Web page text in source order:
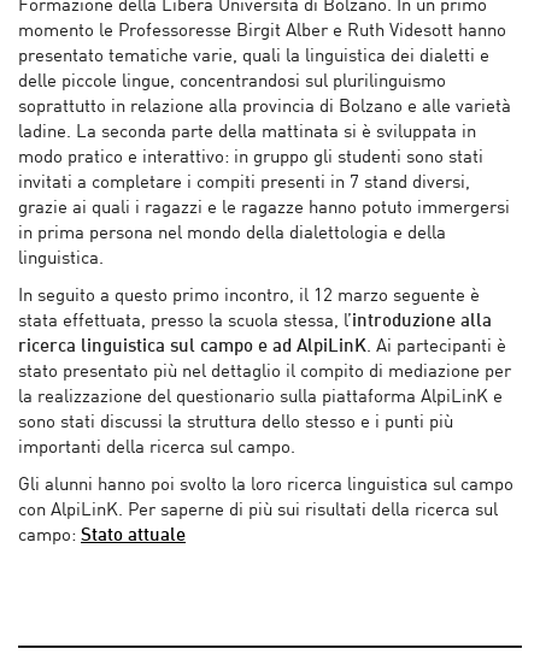
Formazione della Libera Università di Bolzano. In un primo
momento le Professoresse Birgit Alber e Ruth Videsott hanno
presentato tematiche varie, quali la linguistica dei dialetti e
delle piccole lingue, concentrandosi sul plurilinguismo
soprattutto in relazione alla provincia di Bolzano e alle varietà
ladine. La seconda parte della mattinata si è sviluppata in
modo pratico e interattivo: in gruppo gli studenti sono stati
invitati a completare i compiti presenti in 7 stand diversi,
grazie ai quali i ragazzi e le ragazze hanno potuto immergersi
in prima persona nel mondo della dialettologia e della
linguistica.
In seguito a questo primo incontro, il 12 marzo seguente è
stata effettuata, presso la scuola stessa, l’ introduzione alla
ricerca linguistica sul campo e ad AlpiLinK. Ai partecipanti è
stato presentato più nel dettaglio il compito di mediazione per
la realizzazione del questionario sulla piattaforma AlpiLinK e
sono stati discussi la struttura dello stesso e i punti più
importanti della ricerca sul campo.
Gli alunni hanno poi svolto la loro ricerca linguistica sul campo
con AlpiLinK. Per saperne di più sui risultati della ricerca sul
campo: Stato attuale